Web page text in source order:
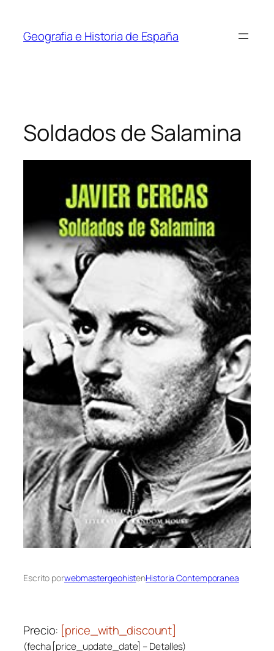
contenido
Geografia e Historia de España
Soldados de Salamina
Escrito porwebmastergeohistenHistoria Contemporanea
Precio: [price_with_discount]
(fecha [price_update_date] –Detalles)